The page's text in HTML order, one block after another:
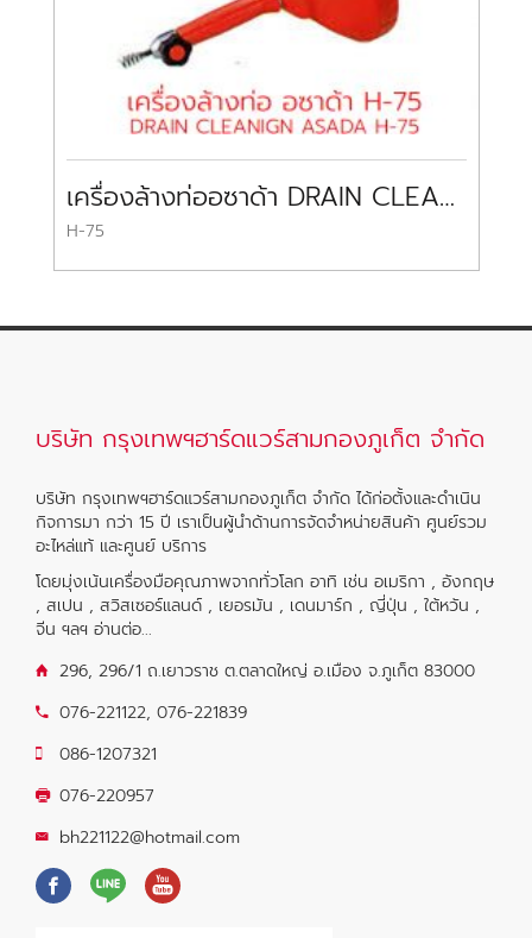
เครื่องล้างท่ออซาด้า DRAIN CLEANER ASADA
H-75
บริษัท กรุงเทพฯฮาร์ดแวร์สามกองภูเก็ต จำกัด
บริษัท กรุงเทพฯฮาร์ดแวร์สามกองภูเก็ต จำกัด ได้ก่อตั้งและดำเนิน
กิจการมา กว่า 15 ปี เราเป็นผู้นำด้านการจัดจำหน่ายสินค้า ศูนย์รวม
อะไหล่แท้ และศูนย์ บริการ
โดยมุ่งเน้นเครื่องมือคุณภาพจากทั่วโลก อาทิ เช่น อเมริกา , อังกฤษ
, สเปน , สวิสเซอร์แลนด์ , เยอรมัน , เดนมาร์ก , ญี่ปุ่น , ใต้หวัน ,
จีน ฯลฯ อ่านต่อ...
296, 296/1 ถ.เยาวราช ต.ตลาดใหญ่ อ.เมือง จ.ภูเก็ต 83000
076-221122, 076-221839
086-1207321
076-220957
bh221122@hotmail.com